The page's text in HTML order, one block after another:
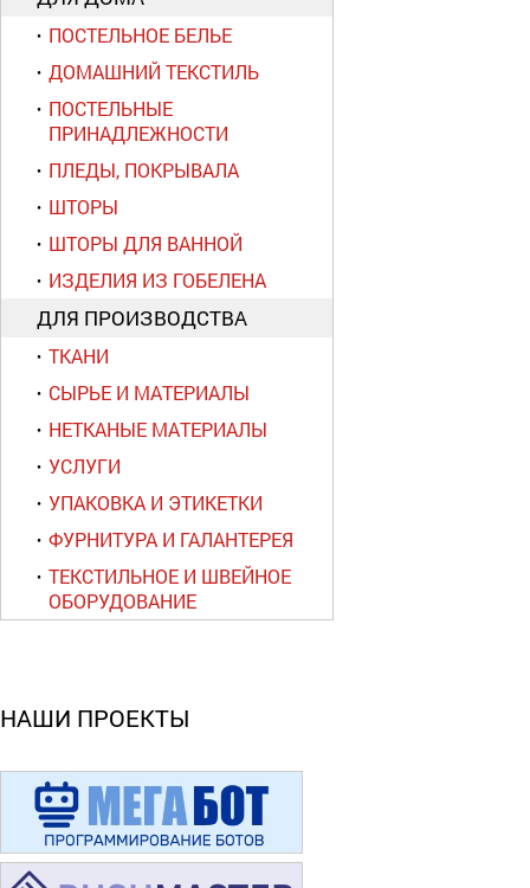
ПОСТЕЛЬНОЕ БЕЛЬЕ
ДОМАШНИЙ ТЕКСТИЛЬ
ПОСТЕЛЬНЫЕ
ПРИНАДЛЕЖНОСТИ
ПЛЕДЫ, ПОКРЫВАЛА
ШТОРЫ
ШТОРЫ ДЛЯ ВАННОЙ
ИЗДЕЛИЯ ИЗ ГОБЕЛЕНА
ДЛЯ ПРОИЗВОДСТВА
ТКАНИ
СЫРЬЕ И МАТЕРИАЛЫ
НЕТКАНЫЕ МАТЕРИАЛЫ
УСЛУГИ
УПАКОВКА И ЭТИКЕТКИ
ФУРНИТУРА И ГАЛАНТЕРЕЯ
ТЕКСТИЛЬНОЕ И ШВЕЙНОЕ
ОБОРУДОВАНИЕ
НАШИ ПРОЕКТЫ